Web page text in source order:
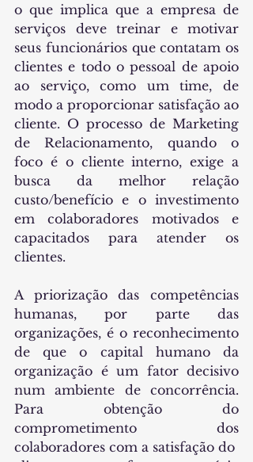
o que implica que a empresa de
serviços deve treinar e motivar
seus funcionários que contatam os
clientes e todo o pessoal de apoio
ao serviço, como um time, de
modo a proporcionar satisfação ao
cliente. O processo de Marketing
de Relacionamento, quando o
foco é o cliente interno, exige a
busca da melhor relação
custo/benefício e o investimento
em colaboradores motivados e
capacitados para atender os
clientes.
A priorização das competências
humanas, por parte das
organizações, é o reconhecimento
de que o capital humano da
organização é um fator decisivo
num ambiente de concorrência.
Para obtenção do
comprometimento dos
colaboradores com a satisfação do